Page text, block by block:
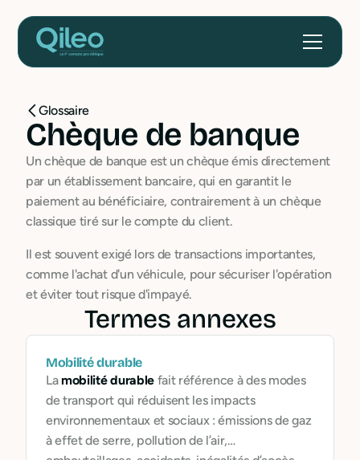
Glossaire
Chèque de banque
Un chèque de banque est un chèque émis directement
par un établissement bancaire, qui en garantit le
paiement au bénéficiaire, contrairement à un chèque
classique tiré sur le compte du client.
Il est souvent exigé lors de transactions importantes,
comme l'achat d'un véhicule, pour sécuriser l'opération
et éviter tout risque d'impayé.
Termes annexes
Mobilité durable
Lamobilité durablefait référence à des modes
de transport qui réduisent les impacts
environnementaux et sociaux : émissions de gaz
à effet de serre, pollution de l’air,